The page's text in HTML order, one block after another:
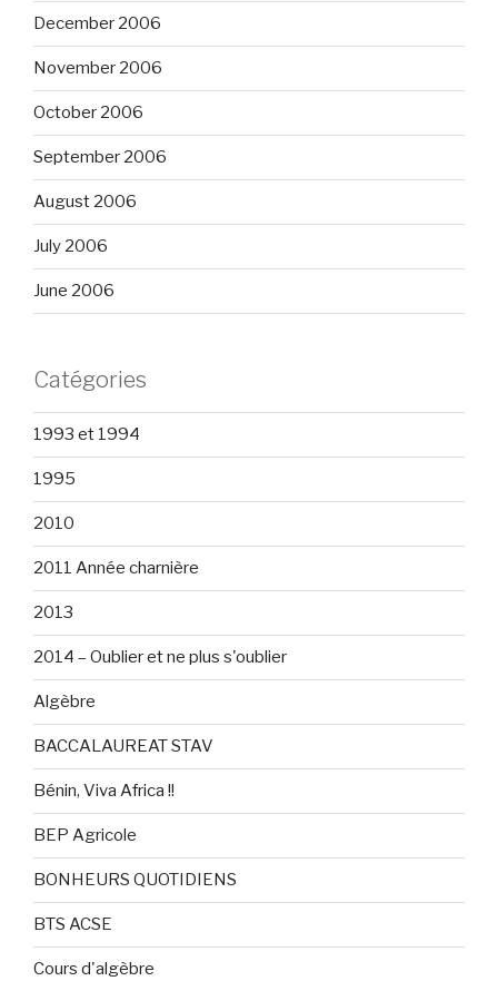
December 2006
November 2006
October 2006
September 2006
August 2006
July 2006
June 2006
Catégories
1993 et 1994
1995
2010
2011 Année charnière
2013
2014 – Oublier et ne plus s'oublier
Algèbre
BACCALAUREAT STAV
Bénin, Viva Africa !!
BEP Agricole
BONHEURS QUOTIDIENS
BTS ACSE
Cours d'algèbre